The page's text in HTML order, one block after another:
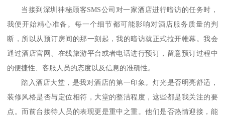
当接到 深圳神秘顾客SMS公司 对一家酒店进行暗访的任务时，
我便开始精心准备。每一个细节都可能影响对酒店服务质量的判
断，所以从预订房间的那一刻起，我的暗访就正式拉开帷幕。我会
通过酒店官网、在线旅游平台或者电话进行预订，留意预订过程中
的便捷性、客服人员的态度以及信息的准确性。
踏入酒店大堂，是我对酒店的第一印象。灯光是否明亮舒适，
装修风格是否与定位相符，大堂的整洁程度，这些都是我关注的要
点。而前台接待人员的表现更是重中之重。他们是否热情迎接，能